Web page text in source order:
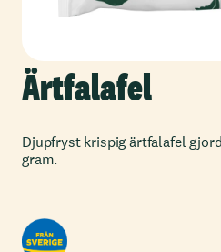
Ärtfalafel
Djupfryst krispig ärtfalafel
gram.